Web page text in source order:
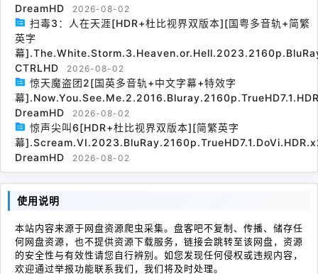
DreamHD
2026-08-02
扫毒3：人在天涯[HDR+杜比视界双版本][国粤多音轨+简繁
英字
幕
CTRLHD
2026-08-02
惊天魔盗团2[国英多音轨+中文字幕+特效字
幕
DreamHD
2026-08-02
惊声尖叫6[HDR+杜比视界双版本][简繁英字
幕
DreamHD
2026-08-02
使用说明
本站内容来源于网盘资源爬虫采集。盘客吧不复制、传播、储存任
何网盘资源，也不提供资源下载服务，链接会跳转至该网盘，资源
的安全性与有效性请您自行辨别。如您发现任何侵权或违规内容，
欢迎通过举报功能联系我们，我们将及时处理。